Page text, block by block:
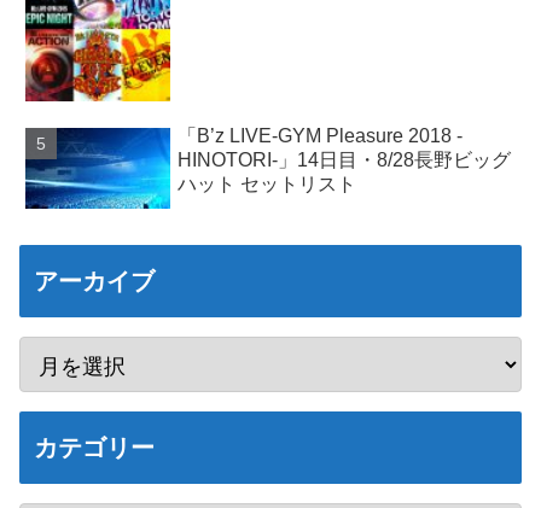
「B’z LIVE-GYM Pleasure 2018 -
HINOTORI-」14日目・8/28長野ビッグ
ハット セットリスト
アーカイブ
カテゴリー